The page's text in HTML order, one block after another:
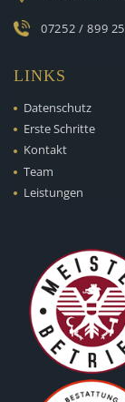
07252 / 899
LINKS
Datenschutz
Erste Schritte
Kontakt
Team
Leistungen